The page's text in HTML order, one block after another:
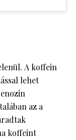
A koffein
lehet
az a
koffeint